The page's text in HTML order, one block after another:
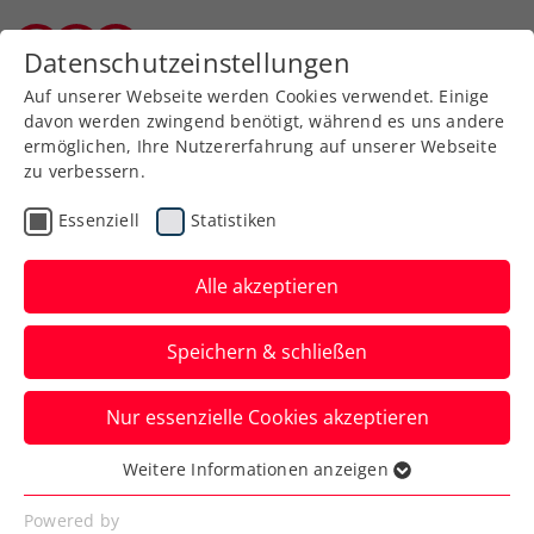
Zurück zur Newsübersicht
Turniere
ATP Madrid: Thiem dreht
Auftaktmatch in der
Qualifikation
Jurij Rodionov scheidet in der spanischen
Hauptstadt hingegen in der ersten Runde
knapp aus.
Verfasst von: Manuel Wachta, 23.04.2024
Datenschutzeinstellungen
Auf unserer Webseite werden Cookies verwendet. Einige
davon werden zwingend benötigt, während es uns andere
ermöglichen, Ihre Nutzererfahrung auf unserer Webseite
zu verbessern.
Essenziell Statistiken
Alle akzeptieren
Speichern & schließen
Nur essenzielle Cookies akzeptieren
Essenziell
Essenzielle Cookies werden für grundlegende
Weitere Informationen anzeigen
Powered by